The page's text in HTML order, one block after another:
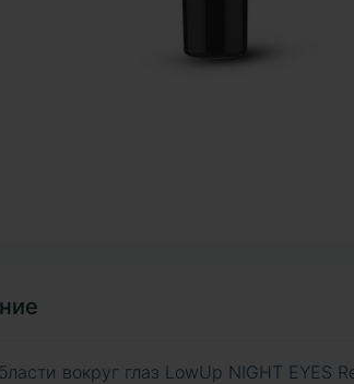
вокруг глаз LowUp NIGHT EYES